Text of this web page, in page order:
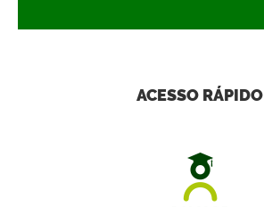
ACESSO RÁPIDO